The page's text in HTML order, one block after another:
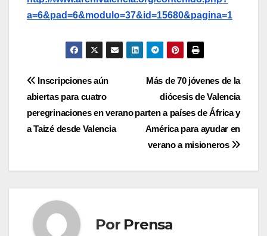
a=6&pad=6&modulo=37&id=15680&pagina=1
Navegación
de
entradas
Más de 70 jóvenes de la
diócesis de Valencia
parten a países de África y
América para ayudar en
verano a misioneros
Inscripciones aún
abiertas para cuatro
peregrinaciones en verano
a Taizé desde Valencia
Por Prensa